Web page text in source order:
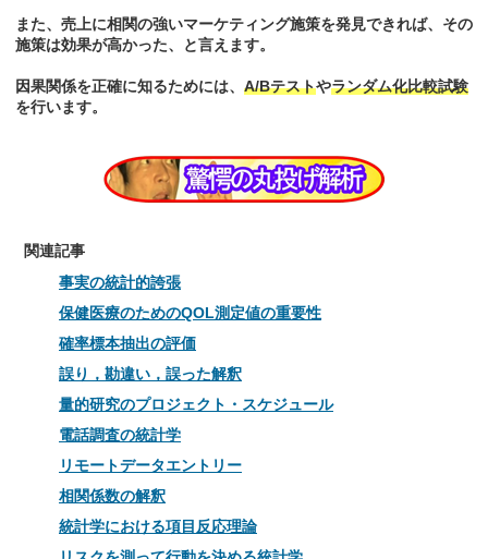
また、売上に相関の強いマーケティング施策を発見できれば、その
施策は効果が高かった、と言えます。
因果関係を正確に知るためには、 A/Bテストやランダム化比較試験
を行います。
関連記事
事実の統計的誇張
保健医療のためのQOL測定値の重要性
確率標本抽出の評価
誤り，勘違い，誤った解釈
量的研究のプロジェクト・スケジュール
電話調査の統計学
リモートデータエントリー
相関係数の解釈
統計学における項目反応理論